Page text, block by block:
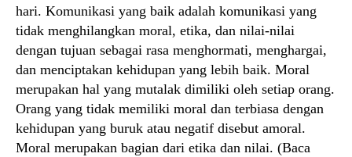
hari. Komunikasi yang baik adalah komunikasi yang
tidak menghilangkan moral, etika, dan nilai-nilai
dengan tujuan sebagai rasa menghormati, menghargai,
dan menciptakan kehidupan yang lebih baik. Moral
merupakan hal yang mutalak dimiliki oleh setiap orang.
Orang yang tidak memiliki moral dan terbiasa dengan
kehidupan yang buruk atau negatif disebut amoral.
Moral merupakan bagian dari etika dan nilai. (Baca